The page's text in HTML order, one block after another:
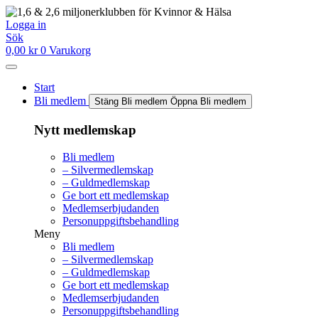
Hoppa
till
innehåll
Logga in
Sök
0,00 kr 0 Varukorg
Start
Bli medlem
Stäng Bli medlem Öppna Bli medlem
Nytt medlemskap
Bli medlem
– Silvermedlemskap
– Guldmedlemskap
Ge bort ett medlemskap
Medlemserbjudanden
Personuppgiftsbehandling
Meny
Bli medlem
– Silvermedlemskap
– Guldmedlemskap
Ge bort ett medlemskap
Medlemserbjudanden
Personuppgiftsbehandling